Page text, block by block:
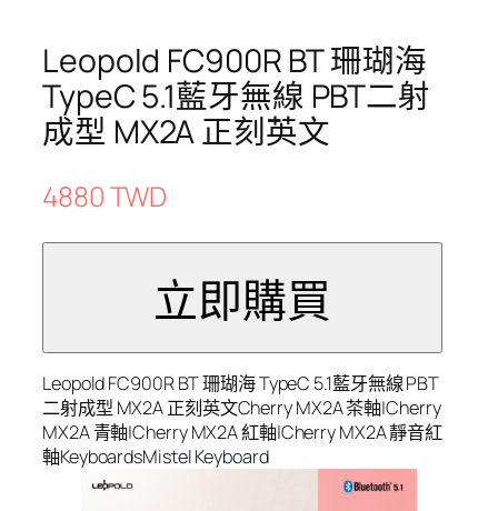
Leopold FC900R BT 珊瑚海
TypeC 5.1藍牙無線 PBT二射
成型 MX2A 正刻英文
4880 TWD
Leopold FC900R BT 珊瑚海 TypeC 5.1藍牙無線 PBT
二射成型 MX2A 正刻英文Cherry MX2A 茶軸|Cherry
MX2A 青軸|Cherry MX2A 紅軸|Cherry MX2A 靜音紅
軸KeyboardsMistel Keyboard